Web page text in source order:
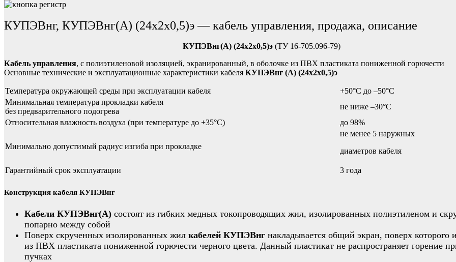
КУПЭВнг, КУПЭВнг(А) (24х2х0,5)э — кабель управления, продажа, описание
КУПЭВнг(А) (24х2х0,5)э (ТУ 16-705.096-79)
Кабель управления, с полиэтиленовой изоляцией, экранированный, в оболочке из ПВХ пластиката пониженной горючести
Основные технические и эксплуатационные характеристики кабеля КУПЭВнг (А) (24х2х0,5)э
Температура окружающей среды при эксплуатации кабеля
+50°С до –50°С
Минимальная температура прокладки кабеля
без предварительного подогрева
не ниже –30°C
Относительная влажность воздуха (при температуре до +35°С)
до 98%
Минимально допустимый радиус изгиба при прокладке
не менее 5 наружных
диаметров кабеля
Гарантийный срок эксплуатации 3 года
Конструкция кабеля КУПЭВнг
Кабели КУПЭВнг(А) состоят из гибких медных токопроводящих жил, изолированных полиэтиленом и
попарно между собой
Поверх скрученных изолированных жил кабелей КУПЭВнг накладывается общий экран, поверх которого
из ПВХ пластиката пониженной горючести черного цвета. Данный пластикат не распространяет горение
пучках